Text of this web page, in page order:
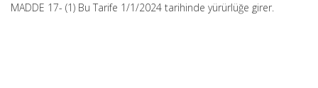
MADDE 17- (1) Bu Tarife 1/1/2024 tarihinde yürürlüğe girer.